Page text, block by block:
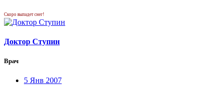
Скоро выпадет снег!
Доктор Ступин
Врач
5 Янв 2007